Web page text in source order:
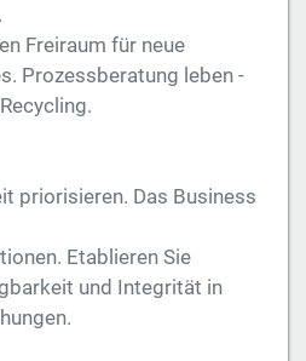
Freiraum für neue
Prozessberatung leben -
priorisieren. Das Business
Etablieren Sie
und Integrität in